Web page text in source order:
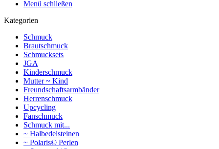
Menü schließen
Kategorien
Schmuck
Brautschmuck
Schmucksets
JGA
Kinderschmuck
Mutter ~ Kind
Freundschaftsarmbänder
Herrenschmuck
Upcycling
Fanschmuck
Schmuck mit...
~ Halbedelsteinen
~ Polaris© Perlen